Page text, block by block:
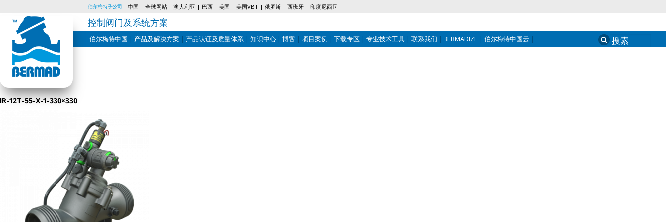
Skip
content
伯尔梅特子公司: 中国 全球网站 澳大利亚 巴西 美国 美国VBT 俄罗斯 西班牙 印度尼西亚
控制阀门及系统方案
伯尔梅特中国 产品及解决方案 产品认证及质量体系 知识中心 博客 项目案例 下载专区 专业技术工具 联系我们 BERMADIZE 伯尔梅特中国云 Search
for:
IR-12T-55-X-1-330×330